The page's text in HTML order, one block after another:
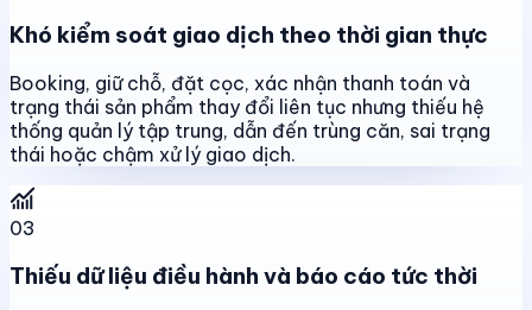
Khó kiểm soát giao dịch theo thời gian thực
Booking, giữ chỗ, đặt cọc, xác nhận thanh toán và
trạng thái sản phẩm thay đổi liên tục nhưng thiếu hệ
thống quản lý tập trung, dẫn đến trùng căn, sai trạng
thái hoặc chậm xử lý giao dịch.
03
Thiếu dữ liệu điều hành và báo cáo tức thời